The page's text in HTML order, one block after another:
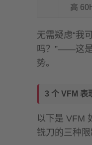
高
无需疑虑“我
吗？”——这
势。
3 个 VFM 表
以下是 VFM
铣刀的三种限